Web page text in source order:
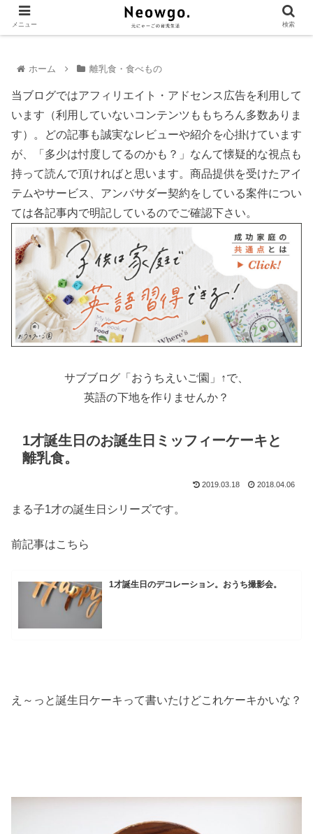
ホーム 離乳食・食べもの
当ブログではアフィリエイト・アドセンス広告を利用して
います（利用していないコンテンツももちろん多数ありま
す）。どの記事も誠実なレビューや紹介を心掛けています
が、「多少は忖度してるのかも？」なんて懐疑的な視点も
持って読んで頂ければと思います。商品提供を受けたアイ
テムやサービス、アンバサダー契約をしている案件につい
ては各記事内で明記しているのでご確認下さい。
サブブログ「おうちえいご園」↑で、
英語の下地を作りませんか？
1才誕生日のお誕生日ミッフィーケーキと
離乳食。
2019.03.18 2018.04.06
まる子1才の誕生日シリーズです。
前記事はこちら
1才誕生日のデコレーション。おうち撮影会。
え～っと誕生日ケーキって書いたけどこれケーキかいな？
メニュー 検索